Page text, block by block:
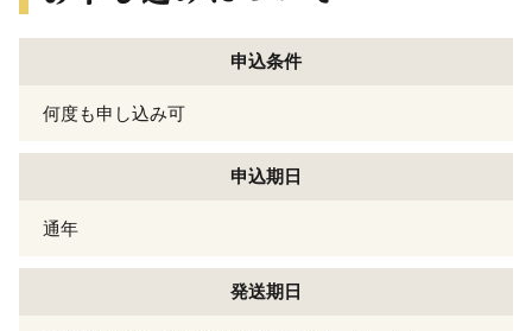
申込条件
何度も申し込み可
申込期日
通年
発送期日